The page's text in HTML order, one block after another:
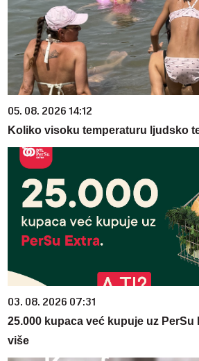
05. 08. 2026 14:12
Koliko visoku temperaturu ljudsko
03. 08. 2026 07:31
25.000 kupaca već kupuje uz PerSu
više